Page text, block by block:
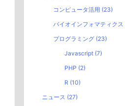
コンピュータ活用 (23)
バイオインフォマティクス
プログラミング (23)
Javascript (7)
PHP (2)
R (10)
ニュース (27)